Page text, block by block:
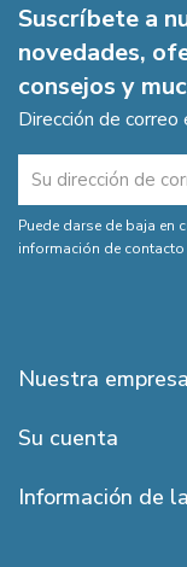
Suscríbete a
novedades,
consejos y
Dirección de
Puede darse de baja en
información de
Nuestra empresa
Su cuenta
Información de